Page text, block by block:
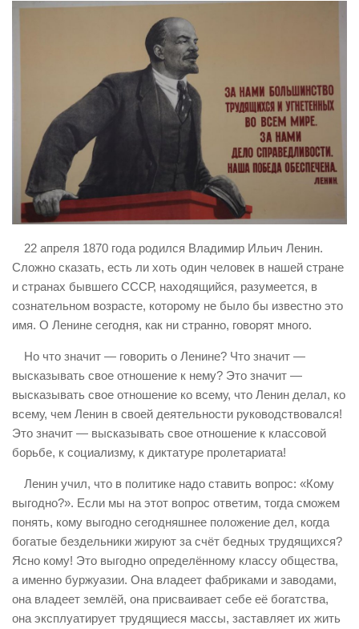
ИЗУЧЕНИЕ ДИАЛЕКТИКИ
ПРОФСОЮЗНАЯ БОРЬБА
ФЕДЕРАЦИЯ ПРОФСОЮЗОВ РОССИИ
НАРОДНАЯ ПРАВДА
22 апреля 1870 года родился Владимир Ильич Ленин.
Сложно сказать, есть ли хоть один человек в нашей стране
и странах бывшего СССР, находящийся, разумеется, в
сознательном возрасте, которому не было бы известно это
имя. О Ленине сегодня, как ни странно, говорят много.
Но что значит — говорить о Ленине? Что значит —
высказывать свое отношение к нему? Это значит —
высказывать свое отношение ко всему, что Ленин делал, ко
всему, чем Ленин в своей деятельности руководствовался!
Это значит — высказывать свое отношение к классовой
борьбе, к социализму, к диктатуре пролетариата!
Ленин учил, что в политике надо ставить вопрос: «Кому
выгодно?». Если мы на этот вопрос ответим, тогда сможем
понять, кому выгодно сегодняшнее положение дел, когда
богатые бездельники жируют за счёт бедных трудящихся?
Ясно кому! Это выгодно определённому классу общества,
а именно буржуазии. Она владеет фабриками и заводами,
она владеет землёй, она присваивает себе её богатства,
она эксплуатирует трудящиеся массы, заставляет их жить